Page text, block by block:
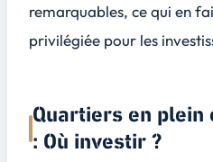
remarquables, ce qui en
privilégiée pour les
Quartiers en
: Où investir ?